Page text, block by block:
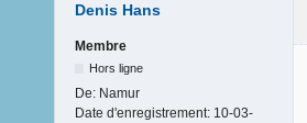
Denis Hans
Membre
Hors ligne
De: Namur
Date d'enregistrement: 10-03-